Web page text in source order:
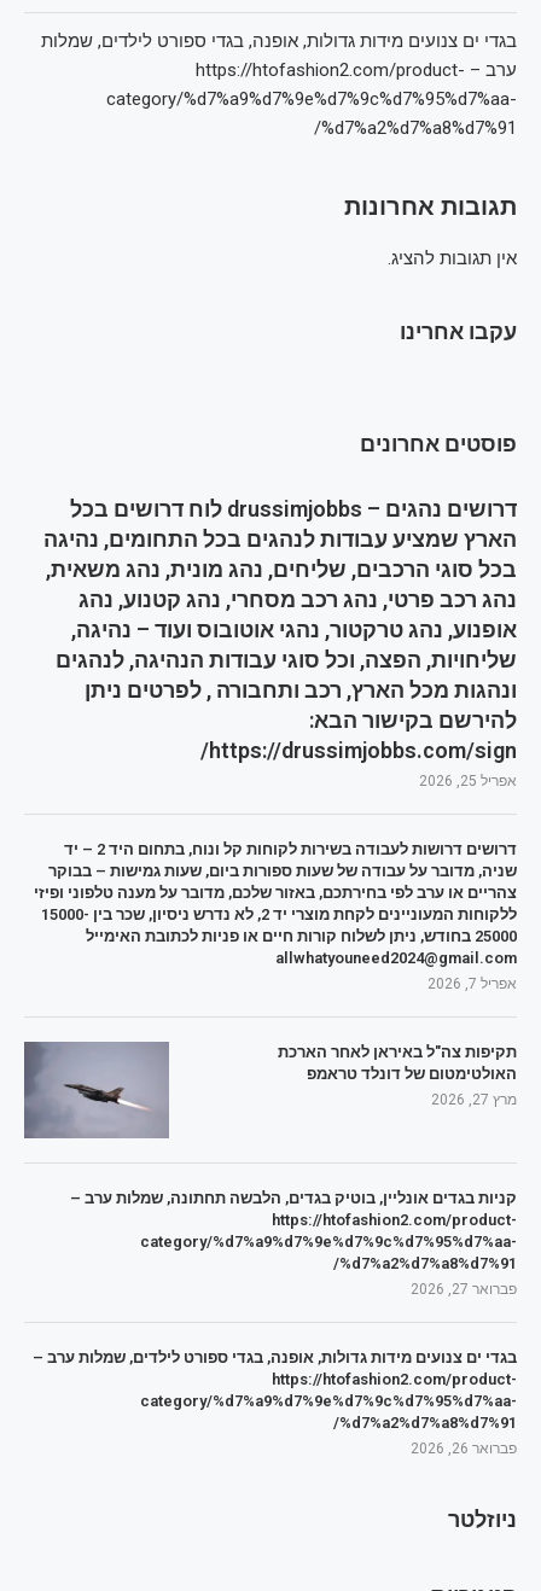
בגדי ים צנועים מידות גדולות, אופנה, בגדי ספורט לילדים, שמלות
ערב – https://htofashion2.com/product-
category/%d7%a9%d7%9e%d7%9c%d7%95%d7%aa-
%d7%a2%d7%a8%d7%91/
תגובות אחרונות
אין תגובות להציג.
עקבו אחרינו
פוסטים אחרונים
דרושים נהגים – drussimjobbs לוח דרושים בכל
הארץ שמציע עבודות לנהגים בכל התחומים, נהיגה
בכל סוגי הרכבים, שליחים, נהג מונית, נהג משאית,
נהג רכב פרטי, נהג רכב מסחרי, נהג קטנוע, נהג
אופנוע, נהג טרקטור, נהגי אוטובוס ועוד – נהיגה,
שליחויות, הפצה, וכל סוגי עבודות הנהיגה, לנהגים
ונהגות מכל הארץ, רכב ותחבורה , לפרטים ניתן
להירשם בקישור הבא:
https://drussimjobbs.com/sign/
אפריל 25, 2026
דרושים דרושות לעבודה בשירות לקוחות קל ונוח, בתחום היד 2 – יד
שניה, מדובר על עבודה של שעות ספורות ביום, שעות גמישות – בבוקר
צהריים או ערב לפי בחירתכם, באזור שלכם, מדובר על מענה טלפוני ופיזי
ללקוחות המעוניינים לקחת מוצרי יד 2, לא נדרש ניסיון, שכר בין 15000-
25000 בחודש, ניתן לשלוח קורות חיים או פניות לכתובת האימייל
allwhatyouneed2024@gmail.com
אפריל 7, 2026
תקיפות צה"ל באיראן לאחר הארכת
האולטימטום של דונלד טראמפ
מרץ 27, 2026
קניות בגדים אונליין, בוטיק בגדים, הלבשה תחתונה, שמלות ערב –
https://htofashion2.com/product-
category/%d7%a9%d7%9e%d7%9c%d7%95%d7%aa-
%d7%a2%d7%a8%d7%91/
פברואר 27, 2026
בגדי ים צנועים מידות גדולות, אופנה, בגדי ספורט לילדים, שמלות ערב –
https://htofashion2.com/product-
category/%d7%a9%d7%9e%d7%9c%d7%95%d7%aa-
%d7%a2%d7%a8%d7%91/
פברואר 26, 2026
ניוזלטר